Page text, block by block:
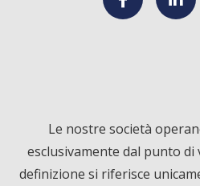
e k
Le nostre società
esclusivamente dal punto di
definizione si riferisce